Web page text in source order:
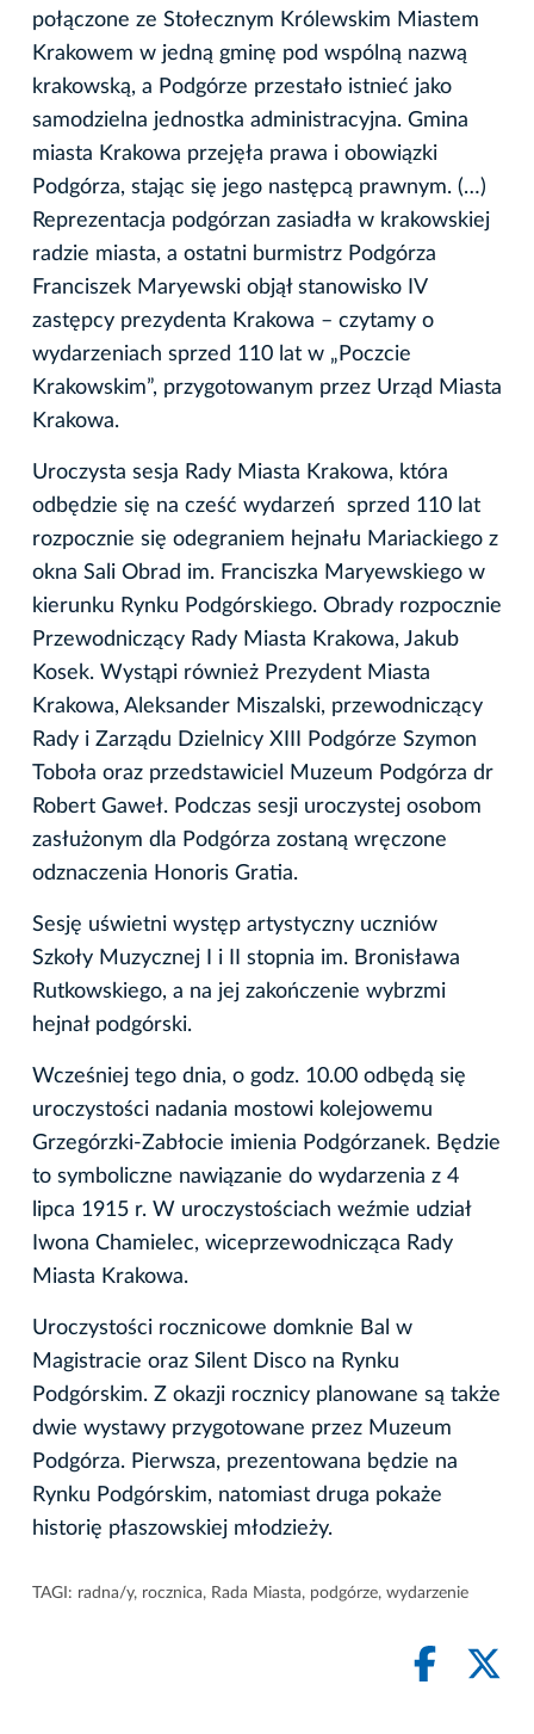
połączone ze Stołecznym Królewskim Miastem
Krakowem w jedną gminę pod wspólną nazwą
krakowską, a Podgórze przestało istnieć jako
samodzielna jednostka administracyjna. Gmina
miasta Krakowa przejęła prawa i obowiązki
Podgórza, stając się jego następcą prawnym. (…)
Reprezentacja podgórzan zasiadła w krakowskiej
radzie miasta, a ostatni burmistrz Podgórza
Franciszek Maryewski objął stanowisko IV
zastępcy prezydenta Krakowa – czytamy o
wydarzeniach sprzed 110 lat w „Poczcie
Krakowskim”, przygotowanym przez Urząd Miasta
Krakowa.
Uroczysta sesja Rady Miasta Krakowa, która
odbędzie się na cześć wydarzeń sprzed 110 lat
rozpocznie się odegraniem hejnału Mariackiego z
okna Sali Obrad im. Franciszka Maryewskiego w
kierunku Rynku Podgórskiego. Obrady rozpocznie
Przewodniczący Rady Miasta Krakowa, Jakub
Kosek. Wystąpi również Prezydent Miasta
Krakowa, Aleksander Miszalski, przewodniczący
Rady i Zarządu Dzielnicy XIII Podgórze Szymon
Toboła oraz przedstawiciel Muzeum Podgórza dr
Robert Gaweł. Podczas sesji uroczystej osobom
zasłużonym dla Podgórza zostaną wręczone
odznaczenia Honoris Gratia.
Sesję uświetni występ artystyczny uczniów
Szkoły Muzycznej I i II stopnia im. Bronisława
Rutkowskiego, a na jej zakończenie wybrzmi
hejnał podgórski.
Wcześniej tego dnia, o godz. 10.00 odbędą się
uroczystości nadania mostowi kolejowemu
Grzegórzki-Zabłocie imienia Podgórzanek. Będzie
to symboliczne nawiązanie do wydarzenia z 4
lipca 1915 r. W uroczystościach weźmie udział
Iwona Chamielec, wiceprzewodnicząca Rady
Miasta Krakowa.
Uroczystości rocznicowe domknie Bal w
Magistracie oraz Silent Disco na Rynku
Podgórskim. Z okazji rocznicy planowane są także
dwie wystawy przygotowane przez Muzeum
Podgórza. Pierwsza, prezentowana będzie na
Rynku Podgórskim, natomiast druga pokaże
historię płaszowskiej młodzieży.
TAGI: radna/y, rocznica, Rada Miasta, podgórze, wydarzenie